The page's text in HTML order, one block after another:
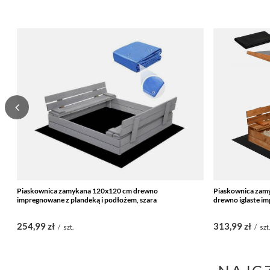
Piaskownica zamykana 120x120 cm drewno
impregnowane z plandeką i podłożem, szara
254,99 zł / szt.
Piaskownica
drewno iglaste
313,99 zł / szt.